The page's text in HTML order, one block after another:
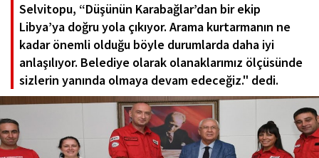
Selvitopu, “Düşünün Karabağlar’dan bir ekip
Libya’ya doğru yola çıkıyor. Arama kurtarmanın ne
kadar önemli olduğu böyle durumlarda daha iyi
anlaşılıyor. Belediye olarak olanaklarımız ölçüsünde
sizlerin yanında olmaya devam edeceğiz." dedi.